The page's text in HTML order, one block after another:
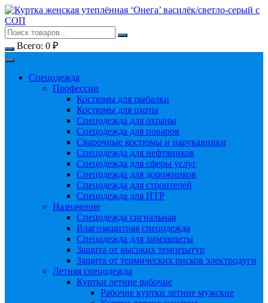
Перейти
к
содержимому
Всего: 0 ₽
Спецодежда
Профессии
Костюмы для рыбалки
Костюмы для охоты
Спецодежда для охраны
Спецодежда для поваров
Сварочные костюмы и нарукавники
Спецодежда для нефтяников
Спецодежда для сферы услуг
Спецодежда для дорожников
Спецодежда для строителей
Спецодежда для ИТР
Назначение
Спецодежда сигнальная
Влагозащитная спецодежда
Спецодежда для химзащиты
Защита от высоких температур
Защита от термических рисков электродуги
Летняя спецодежда
Куртки летние рабочие
Рабочие куртки летние мужские